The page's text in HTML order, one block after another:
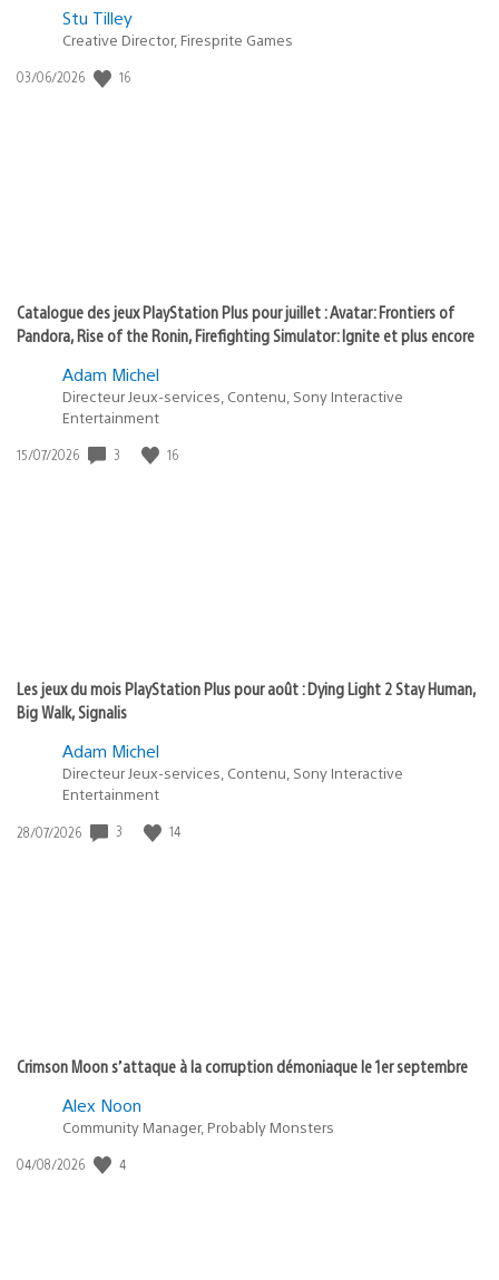
Postée
:
Stu Tilley
Creative Director, Firesprite Games
Date
03/06/2026 16
Catalogue des jeux PlayStation Plus pour juillet : Avatar: Frontiers of
Pandora, Rise of the Ronin, Firefighting Simulator: Ignite et plus encore
Adam Michel
Directeur Jeux-services, Contenu, Sony Interactive
Entertainment
Date
15/07/2026 3 16
Les jeux du mois PlayStation Plus pour août : Dying Light 2 Stay Human,
Big Walk, Signalis
Adam Michel
Directeur Jeux-services, Contenu, Sony Interactive
Entertainment
Date
28/07/2026 3 14
Crimson Moon s’attaque à la corruption démoniaque le 1er septembre
Alex Noon
Community Manager, Probably Monsters
Date
04/08/2026 4